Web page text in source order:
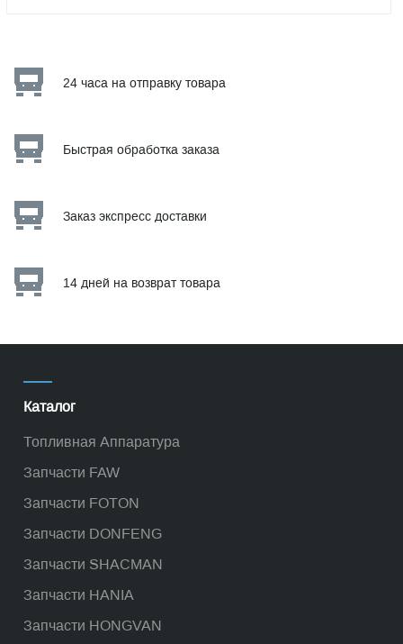
24 часа на отправку товара
Быстрая обработка заказа
Заказ экспресс доставки
14 дней на возврат товара
Каталог
Топливная Аппаратура
Запчасти FAW
Запчасти FOTON
Запчасти DONFENG
Запчасти SHACMAN
Запчасти HANIA
Запчасти HONGVAN